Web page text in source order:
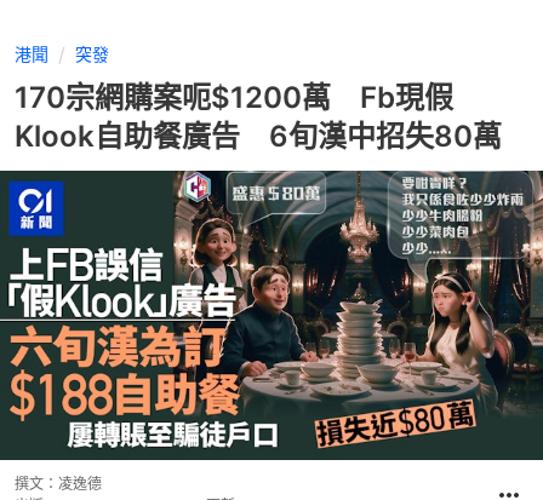
港聞 突發
170宗網購案呃$1200萬 Fb現假
Klook自助餐廣告 6旬漢中招失80萬
撰文： 凌逸德